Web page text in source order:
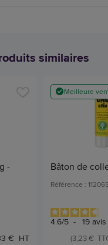
similaires
-
€ HT
Meilleure
Bâton de
Référence :
4.6/5 - 19 avis
(3,23 €